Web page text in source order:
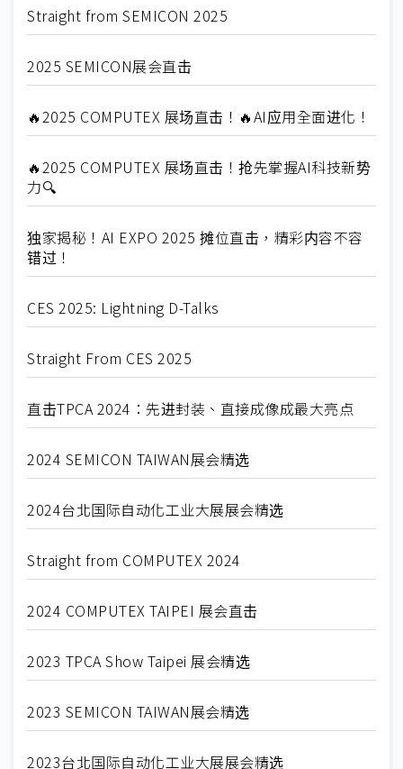
Straight from SEMICON 2025
2025 SEMICON展会直击
🔥2025 COMPUTEX 展场直击！🔥AI应用全面进化！
🔥2025 COMPUTEX 展场直击！抢先掌握AI科技新势
力🔍
独家揭秘！AI EXPO 2025 摊位直击，精彩内容不容
错过！
CES 2025: Lightning D-Talks
Straight From CES 2025
直击TPCA 2024：先进封装、直接成像成最大亮点
2024 SEMICON TAIWAN展会精选
2024台北国际自动化工业大展展会精选
Straight from COMPUTEX 2024
2024 COMPUTEX TAIPEI 展会直击
2023 TPCA Show Taipei 展会精选
2023 SEMICON TAIWAN展会精选
2023台北国际自动化工业大展展会精选